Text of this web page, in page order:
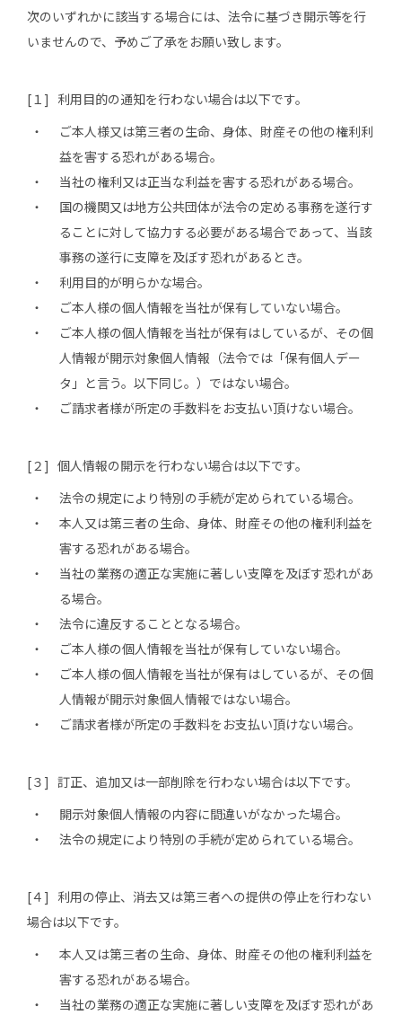
次のいずれかに該当する場合には、法令に基づき開示等を行
いませんので、予めご了承をお願い致します。
[１] 利用目的の通知を行わない場合は以下です。
ご本人様又は第三者の生命、身体、財産その他の権利利
益を害する恐れがある場合。
当社の権利又は正当な利益を害する恐れがある場合。
国の機関又は地方公共団体が法令の定める事務を遂行す
ることに対して協力する必要がある場合であって、当該
事務の遂行に支障を及ぼす恐れがあるとき。
利用目的が明らかな場合。
ご本人様の個人情報を当社が保有していない場合。
ご本人様の個人情報を当社が保有はしているが、その個
人情報が開示対象個人情報（法令では「保有個人デー
タ」と言う。以下同じ。）ではない場合。
ご請求者様が所定の手数料をお支払い頂けない場合。
[２] 個人情報の開示を行わない場合は以下です。
法令の規定により特別の手続が定められている場合。
本人又は第三者の生命、身体、財産その他の権利利益を
害する恐れがある場合。
当社の業務の適正な実施に著しい支障を及ぼす恐れがあ
る場合。
法令に違反することとなる場合。
ご本人様の個人情報を当社が保有していない場合。
ご本人様の個人情報を当社が保有はしているが、その個
人情報が開示対象個人情報ではない場合。
ご請求者様が所定の手数料をお支払い頂けない場合。
[３] 訂正、追加又は一部削除を行わない場合は以下です。
開示対象個人情報の内容に間違いがなかった場合。
法令の規定により特別の手続が定められている場合。
[４] 利用の停止、消去又は第三者への提供の停止を行わない
場合は以下です。
本人又は第三者の生命、身体、財産その他の権利利益を
害する恐れがある場合。
当社の業務の適正な実施に著しい支障を及ぼす恐れがあ